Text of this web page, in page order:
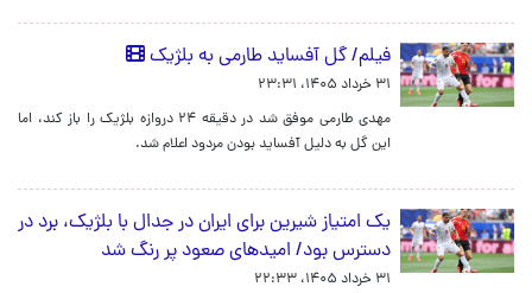
فیلم/ گل آفساید طارمی به بلژیک
۳۱ خرداد ۱۴۰۵، ۲۳:۳۱
مهدی طارمی موفق شد در دقیقه ۲۴ دروازه بلژیک را باز کند، اما
این گل به دلیل آفساید بودن مردود اعلام شد.
یک امتیاز شیرین برای ایران در جدال با بلژیک، برد در
دسترس بود/ امیدهای صعود پر رنگ شد
۳۱ خرداد ۱۴۰۵، ۲۲:۳۳